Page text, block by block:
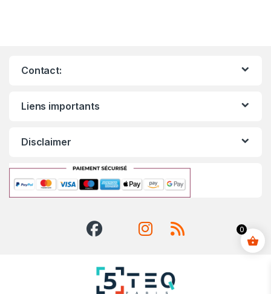
Contact:
Liens importants
Disclaimer
0